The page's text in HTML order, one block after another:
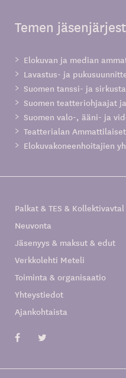
Temen
Elokuvan ja median
Lavastus- ja
Suomen tanssi- ja
Suomen teatteriohjaajat
Suomen valo-, ääni- ja
Teatterialan Ammattilaiset
Elokuvakoneenhoitajien
Palkat & TES & Kollektivavtal
Neuvonta
Jäsenyys & maksut & edut
Verkkolehti Meteli
Toiminta & organisaatio
Yhteystiedot
Ajankohtaista